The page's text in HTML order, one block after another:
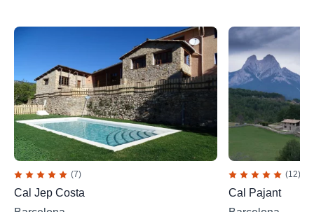
(7)
Cal Jep Costa
(12)
Cal Pajant